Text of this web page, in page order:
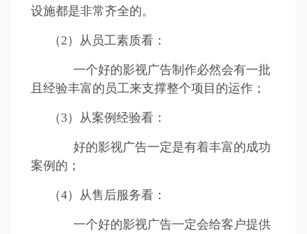
设施都是非常齐全的。
（2）从员工素质看：
一个好的影视广告制作必然会有一批
且经验丰富的员工来支撑整个项目的运作；
（3）从案例经验看：
好的影视广告一定是有着丰富的成功
案例的；
（4）从售后服务看：
一个好的影视广告一定会给客户提供